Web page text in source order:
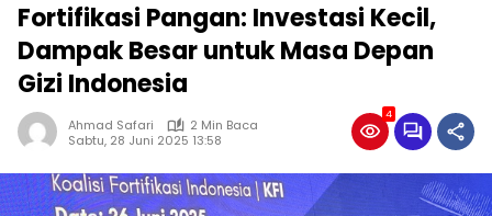
Fortifikasi Pangan: Investasi Kecil,
Dampak Besar untuk Masa Depan
Gizi Indonesia
Ahmad Safari
2 Min Baca
Sabtu, 28 Juni 2025 13:58
4